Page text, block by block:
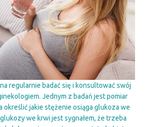
regularnie badać się i konsultować swój
Jednym z badań jest pomiar
określić jakie stężenie osiąga glukoza we
we krwi jest sygnałem, że trzeba